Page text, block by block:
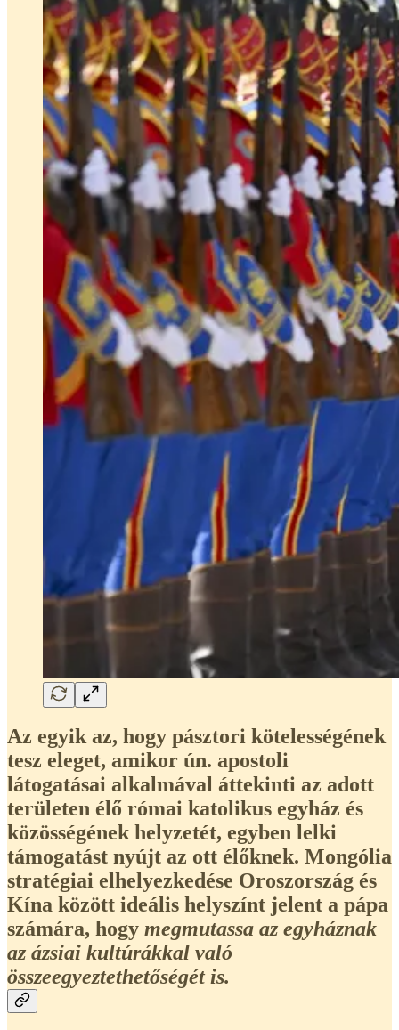
Az egyik az, hogy pásztori kötelességének
tesz eleget, amikor ún. apostoli
látogatásai alkalmával áttekinti az adott
területen élő római katolikus egyház és
közösségének helyzetét, egyben lelki
támogatást nyújt az ott élőknek. Mongólia
stratégiai elhelyezkedése Oroszország és
Kína között ideális helyszínt jelent a pápa
számára, hogy megmutassa az egyháznak
az ázsiai kultúrákkal való
összeegyeztethetőségét is.